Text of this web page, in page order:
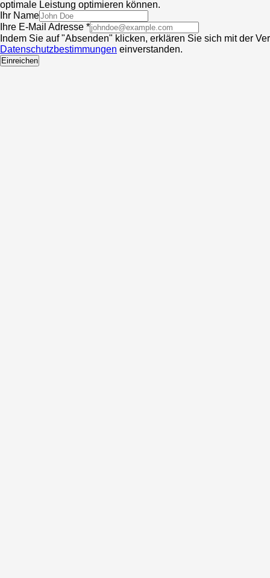
optimale Leistung optimieren können.
Ihr Name
Ihre E-Mail Adresse *
Indem Sie auf "Absenden" klicken, erklären Sie sich mit der
Datenschutzbestimmungen einverstanden.